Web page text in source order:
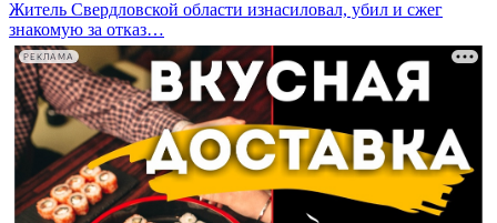
Житель Свердловской области изнасиловал, убил и сжег
знакомую за отказ…
РЕКЛАМА